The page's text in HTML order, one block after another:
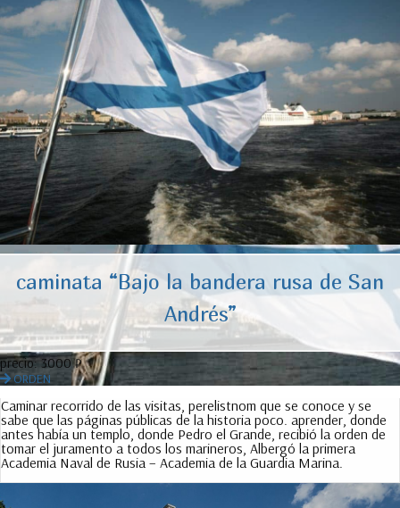
caminata “Bajo la bandera rusa de San
Andrés”
precio: 3000 ₽
ORDEN
Caminar recorrido de las visitas, perelistnom que se conoce y se
sabe que las páginas públicas de la historia poco. aprender, donde
antes había un templo, donde Pedro el Grande, recibió la orden de
tomar el juramento a todos los marineros, Albergó la primera
Academia Naval de Rusia – Academia de la Guardia Marina.